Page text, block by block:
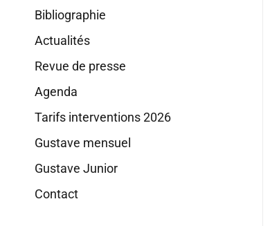
Bibliographie
Actualités
Revue de presse
Agenda
Tarifs interventions 2026
Gustave mensuel
Gustave Junior
Contact